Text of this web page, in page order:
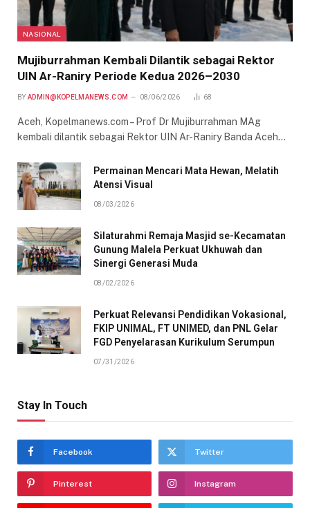
NASIONAL
Mujiburrahman Kembali Dilantik sebagai Rektor
UIN Ar-Raniry Periode Kedua 2026–2030
BY ADMIN@KOPELMANEWS.COM 08/06/2026 68
Aceh, Kopelmanews.com – Prof Dr Mujiburrahman MAg
kembali dilantik sebagai Rektor UIN Ar-Raniry Banda Aceh…
Permainan Mencari Mata Hewan, Melatih
Atensi Visual
08/03/2026
Silaturahmi Remaja Masjid se-Kecamatan
Gunung Malela Perkuat Ukhuwah dan
Sinergi Generasi Muda
08/02/2026
Perkuat Relevansi Pendidikan Vokasional,
FKIP UNIMAL, FT UNIMED, dan PNL Gelar
FGD Penyelarasan Kurikulum Serumpun
07/31/2026
Stay In Touch
Facebook Twitter
Pinterest Instagram